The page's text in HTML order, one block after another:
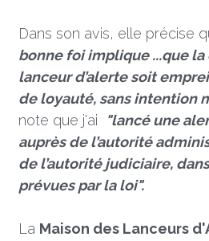
Dans son avis, elle précise
bonne foi implique ...que
lanceur d’alerte soit
de loyauté, sans intention
note que j'ai
"lancé une
auprès de l’autorité
de l’autorité judiciaire,
prévues par la loi".
La Maison des Lanceurs